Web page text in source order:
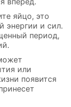
яйцо, это
энергии и сил.
период,
или
появится